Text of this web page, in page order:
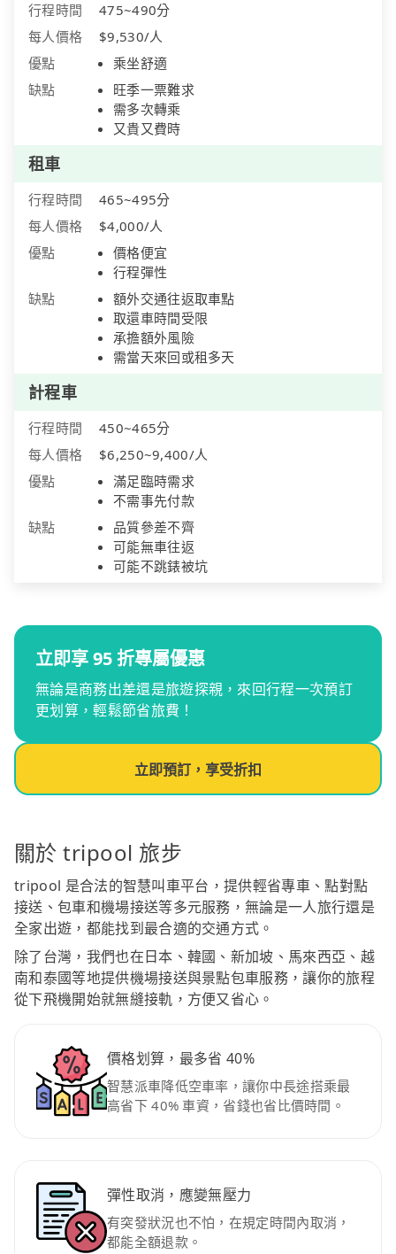
行程時間
475~490分
每人價格
$9,530/人
優點
乘坐舒適
缺點
旺季一票難求
需多次轉乘
又貴又費時
租車
行程時間
465~495分
每人價格
$4,000/人
優點
價格便宜
行程彈性
缺點
額外交通往返取車點
取還車時間受限
承擔額外風險
需當天來回或租多天
計程車
行程時間
450~465分
每人價格
$6,250~9,400/人
優點
滿足臨時需求
不需事先付款
缺點
品質參差不齊
可能無車往返
可能不跳錶被坑
立即享 95 折專屬優惠
無論是商務出差還是旅遊探親，來回行程一次預訂
更划算，輕鬆節省旅費！
立即預訂，享受折扣
關於 tripool 旅步
tripool 是合法的智慧叫車平台，提供輕省專車、點對點
接送、包車和機場接送等多元服務，無論是一人旅行還是
全家出遊，都能找到最合適的交通方式。
除了台灣，我們也在日本、韓國、新加坡、馬來西亞、越
南和泰國等地提供機場接送與景點包車服務，讓你的旅程
從下飛機開始就無縫接軌，方便又省心。
價格划算，最多省 40%
智慧派車降低空車率，讓你中長途搭乘最
高省下 40% 車資，省錢也省比價時間。
彈性取消，應變無壓力
有突發狀況也不怕，在規定時間內取消，
都能全額退款。